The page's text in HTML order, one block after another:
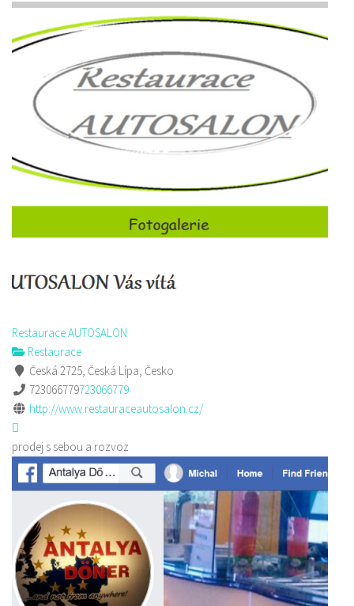
Restaurace AUTOSALON
Restaurace
Česká 2725, Česká Lípa, Česko
723066779723066779
http://www.restauraceautosalon.cz/
prodej s sebou a rozvoz